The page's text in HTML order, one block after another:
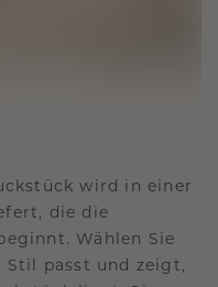
wird in einer
die die
Wählen Sie
Stil passt und zeigt,